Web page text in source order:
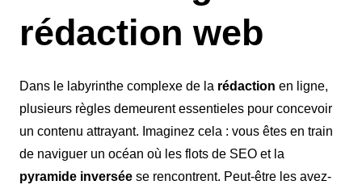
rédaction web
Dans le labyrinthe complexe de la rédaction en ligne,
plusieurs règles demeurent essentieles pour concevoir
un contenu attrayant. Imaginez cela : vous êtes en train
de naviguer un océan où les flots de SEO et la
pyramide inversée se rencontrent. Peut-être les avez-